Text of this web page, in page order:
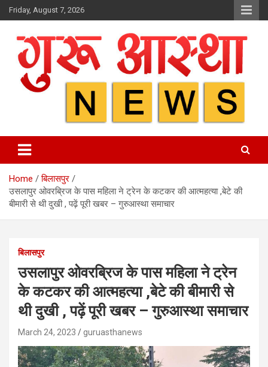
Skip
to
Friday, August 7, 2026
Home
बिलासपुर
उसलापुर ओवरब्रिज के पास महिला ने ट्रेन के कटकर की आत्महत्या ,बेटे की
बीमारी से थी दुखी , पढ़ें पूरी खबर – गुरुआस्था समाचार
बिलासपुर
उसलापुर ओवरब्रिज के पास महिला ने ट्रेन
के कटकर की आत्महत्या ,बेटे की बीमारी से
थी दुखी , पढ़ें पूरी खबर – गुरुआस्था समाचार
March 24, 2023 guruasthanews